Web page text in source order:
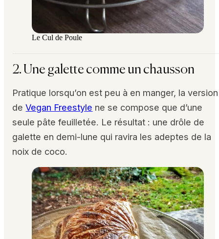
Le Cul de Poule
2. Une galette comme un chausson
Pratique lorsqu’on est peu à en manger, la version
deVegan Freestyle ne se compose que d’une
seule pâte feuilletée. Le résultat : une drôle de
galette en demi-lune qui ravira les adeptes de la
noix de coco.